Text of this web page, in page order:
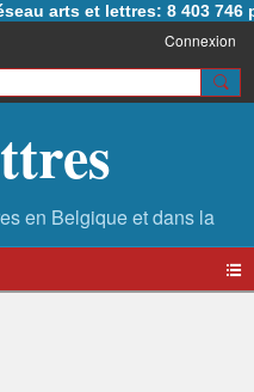
arts et lettres: 8 403 746
Connexion